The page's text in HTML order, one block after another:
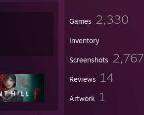
Games 2,330
Inventory
Screenshots 2,767
Reviews 14
Artwork 1